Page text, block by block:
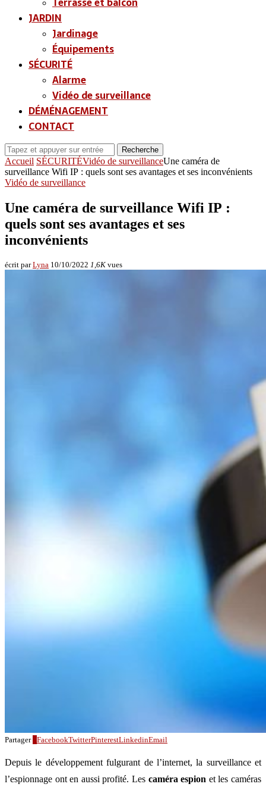
JARDIN
Jardinage
Équipements
SÉCURITÉ
Alarme
Vidéo de surveillance
DÉMÉNAGEMENT
CONTACT
Recherche
Accueil SÉCURITÉVidéo de surveillanceUne caméra de
surveillance Wifi IP : quels sont ses avantages et ses inconvénients
Vidéo de surveillance
Une caméra de surveillance Wifi IP :
quels sont ses avantages et ses
inconvénients
écrit parLyna 10/10/2022 1,6K vues
Partager FacebookTwitterPinterestLinkedinEmail
Depuis le développement fulgurant de l’internet, la surveillance et
l’espionnage ont en aussi profité. Les caméra espion et les caméras